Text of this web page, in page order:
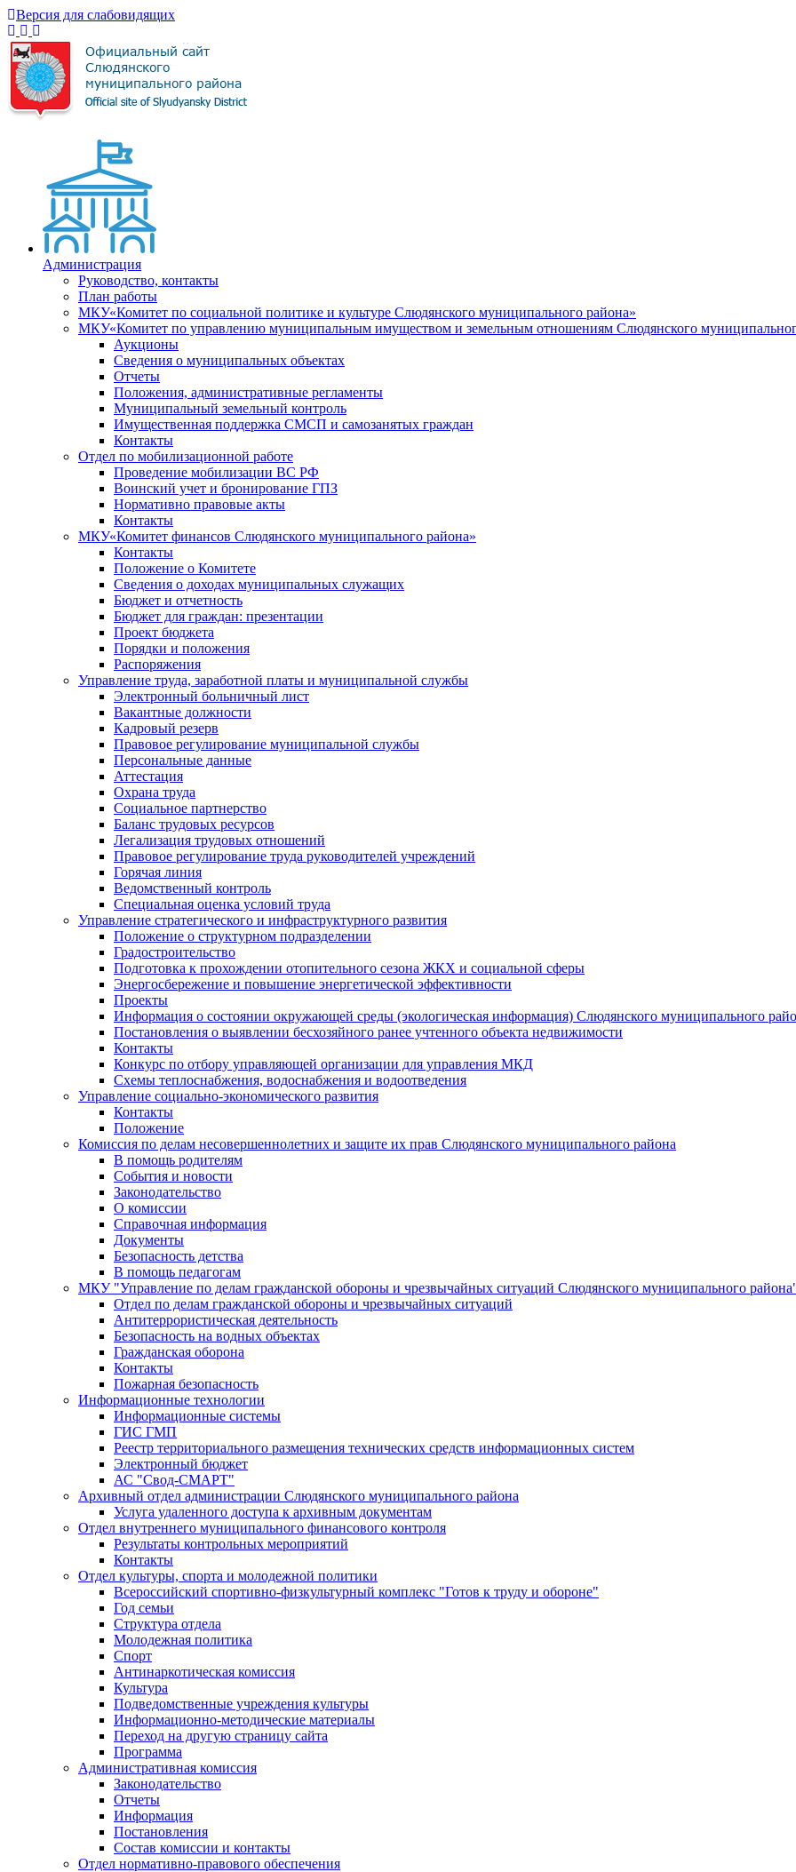
Версия для слабовидящих
Администрация
Руководство, контакты
План работы
МКУ«Комитет по социальной политике и культуре Слюдянского муниципального района»
МКУ«Комитет по управлению муниципальным имуществом и земельным отношениям Слюдянского
Аукционы
Сведения о муниципальных объектах
Отчеты
Положения, административные регламенты
Муниципальный земельный контроль
Имущественная поддержка СМСП и самозанятых граждан
Контакты
Отдел по мобилизационной работе
Проведение мобилизации ВС РФ
Воинский учет и бронирование ГПЗ
Нормативно правовые акты
Контакты
МКУ«Комитет финансов Слюдянского муниципального района»
Контакты
Положение о Комитете
Сведения о доходах муниципальных служащих
Бюджет и отчетность
Бюджет для граждан: презентации
Проект бюджета
Порядки и положения
Распоряжения
Управление труда, заработной платы и муниципальной службы
Электронный больничный лист
Вакантные должности
Кадровый резерв
Правовое регулирование муниципальной службы
Персональные данные
Аттестация
Охрана труда
Социальное партнерство
Баланс трудовых ресурсов
Легализация трудовых отношений
Правовое регулирование труда руководителей учреждений
Горячая линия
Ведомственный контроль
Специальная оценка условий труда
Управление стратегического и инфраструктурного развития
Положение о структурном подразделении
Градостроительство
Подготовка к прохождении отопительного сезона ЖКХ и социальной сферы
Энергосбережение и повышение энергетической эффективности
Проекты
Информация о состоянии окружающей среды (экологическая информация) Слюдянского муниципального
Постановления о выявлении бесхозяйного ранее учтенного объекта недвижимости
Контакты
Конкурс по отбору управляющей организации для управления МКД
Схемы теплоснабжения, водоснабжения и водоотведения
Управление социально-экономического развития
Контакты
Положение
Комиссия по делам несовершеннолетних и защите их прав Слюдянского муниципального района
В помощь родителям
События и новости
Законодательство
О комиссии
Справочная информация
Документы
Безопасность детства
В помощь педагогам
МКУ "Управление по делам гражданской обороны и чрезвычайных ситуаций Слюдянского муниципального
Отдел по делам гражданской обороны и чрезвычайных ситуаций
Антитеррористическая деятельность
Безопасность на водных объектах
Гражданская оборона
Контакты
Пожарная безопасность
Информационные технологии
Информационные системы
ГИС ГМП
Реестр территориального размещения технических средств информационных систем
Электронный бюджет
АС "Свод-СМАРТ"
Архивный отдел администрации Слюдянского муниципального района
Услуга удаленного доступа к архивным документам
Отдел внутреннего муниципального финансового контроля
Результаты контрольных мероприятий
Контакты
Отдел культуры, спорта и молодежной политики
Всероссийский спортивно-физкультурный комплекс "Готов к труду и обороне"
Год семьи
Структура отдела
Молодежная политика
Спорт
Антинаркотическая комиссия
Культура
Подведомственные учреждения культуры
Информационно-методические материалы
Переход на другую страницу сайта
Программа
Административная комиссия
Законодательство
Отчеты
Информация
Постановления
Состав комиссии и контакты
Отдел нормативно-правового обеспечения